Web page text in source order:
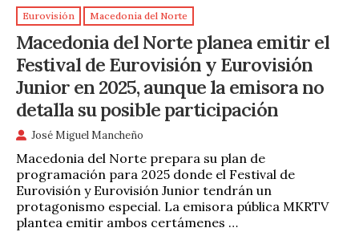
Eurovisión Macedonia del Norte
Macedonia del Norte planea emitir el
Festival de Eurovisión y Eurovisión
Junior en 2025, aunque la emisora no
detalla su posible participación
José Miguel Mancheño
Macedonia del Norte prepara su plan de
programación para 2025 donde el Festival de
Eurovisión y Eurovisión Junior tendrán un
protagonismo especial. La emisora pública MKRTV
plantea emitir ambos certámenes …